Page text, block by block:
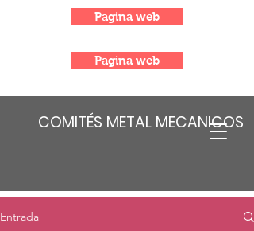
COMITÉS METAL MECANICOS
Pagina web
Pagina web
Entrada